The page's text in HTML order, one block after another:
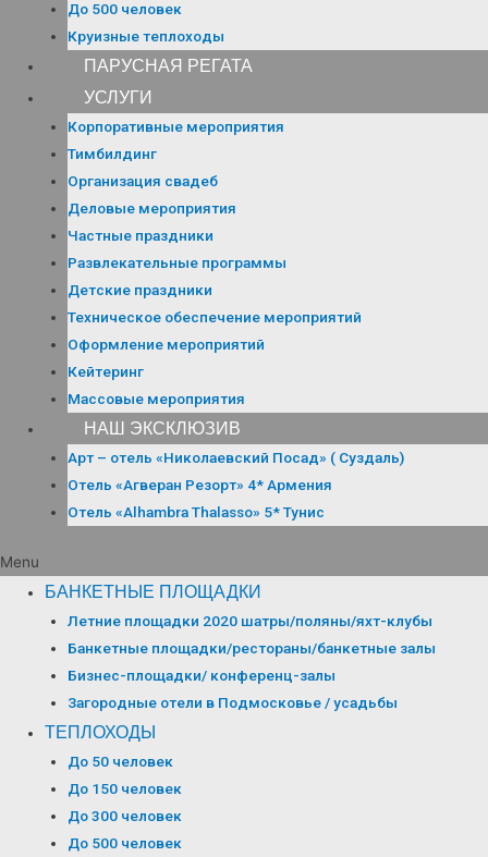
До 500 человек
Круизные теплоходы
ПАРУСНАЯ РЕГАТА
УСЛУГИ
Корпоративные мероприятия
Тимбилдинг
Организация свадеб
Деловые мероприятия
Частные праздники
Развлекательные программы
Детские праздники
Техническое обеспечение мероприятий
Оформление мероприятий
Кейтеринг
Массовые мероприятия
НАШ ЭКСКЛЮЗИВ
Арт – отель «Николаевский Посад» ( Суздаль)
Отель «Агверан Резорт» 4* Армения
Отель «Alhambra Thalasso» 5* Тунис
Menu
БАНКЕТНЫЕ ПЛОЩАДКИ
Летние площадки 2020 шатры/поляны/яхт-клубы
Банкетные площадки/рестораны/банкетные залы
Бизнес-площадки/ конференц-залы
Загородные отели в Подмосковье / усадьбы
ТЕПЛОХОДЫ
До 50 человек
До 150 человек
До 300 человек
До 500 человек